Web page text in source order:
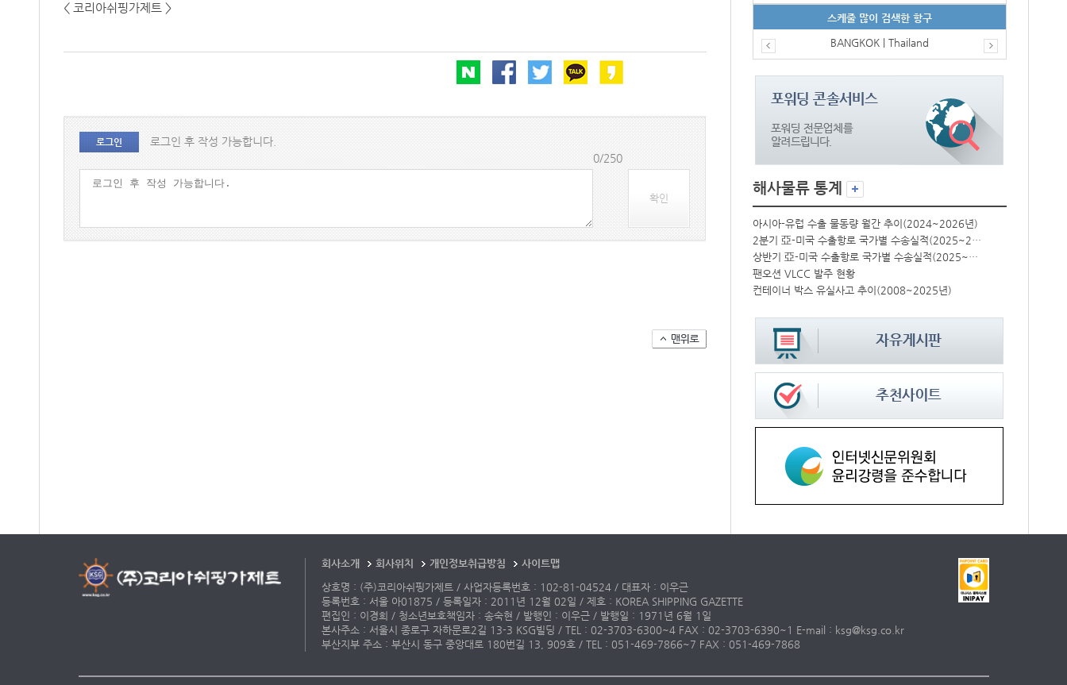
< 코리아쉬핑가제트 >
로그인
로그인 후 작성 가능합니다.
0/250
확인
스케줄 많이 검색한 항구
BANGKOK | Thailand
해사물류 통계
아시아-유럽 수출 물동량 월간 추이(2024~2026년)
아시아-유럽 수출 물동량 월간 추이(2024~2026년)
2분기 亞-미국 수출항로 국가별 수송실적(2025~2026년)
상반기 亞-미국 수출항로 국가별 수송실적(2025~2026년)
팬오션 VLCC 발주 현황
컨테이너 박스 유실사고 추이(2008~2025년)
회사소개 회사위치 개인정보취급방침
사이트맵
상호명 : (주)코리아쉬핑가제트 / 사업자등록번호 : 102-81-04524 / 대표자 : 이우근
등록번호 : 서울 아01875 / 등록일자 : 2011년 12월 02일 / 제호 : KOREA SHIPPING GAZETTE
편집인 : 이경희 / 청소년보호책임자 : 송숙현 / 발행인 : 이우근 / 발행일 : 1971년 6월 1일
본사주소 : 서울시 종로구 자하문로2길 13-3 KSG빌딩 / TEL : 02-3703-6300~4 FAX : 02-3703-6390~1 E-mail : ksg@ksg.co.kr
부산지부 주소 : 부산시 동구 중앙대로 180번길 13, 909호 / TEL : 051-469-7866~7 FAX : 051-469-7868